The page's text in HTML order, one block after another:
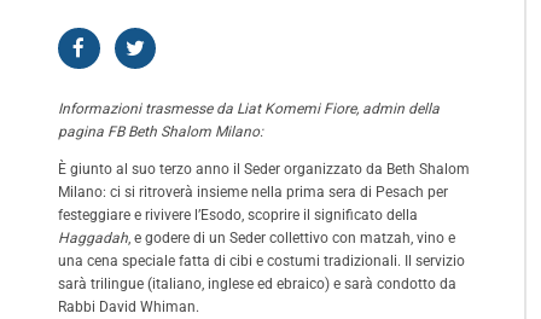
Informazioni trasmesse da Liat Komemi Fiore, admin della
pagina FB Beth Shalom Milano:
È giunto al suo terzo anno il Seder organizzato da Beth Shalom
Milano: ci si ritroverà insieme nella prima sera di Pesach per
festeggiare e rivivere l’Esodo, scoprire il significato della
Haggadah, e godere di un Seder collettivo con matzah, vino e
una cena speciale fatta di cibi e costumi tradizionali. Il servizio
sarà trilingue (italiano, inglese ed ebraico) e sarà condotto da
Rabbi David Whiman.